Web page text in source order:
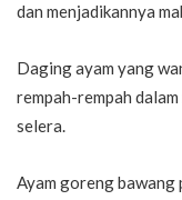
dan menjadikannya
Daging ayam yang
rempah-rempah
selera.
Ayam goreng